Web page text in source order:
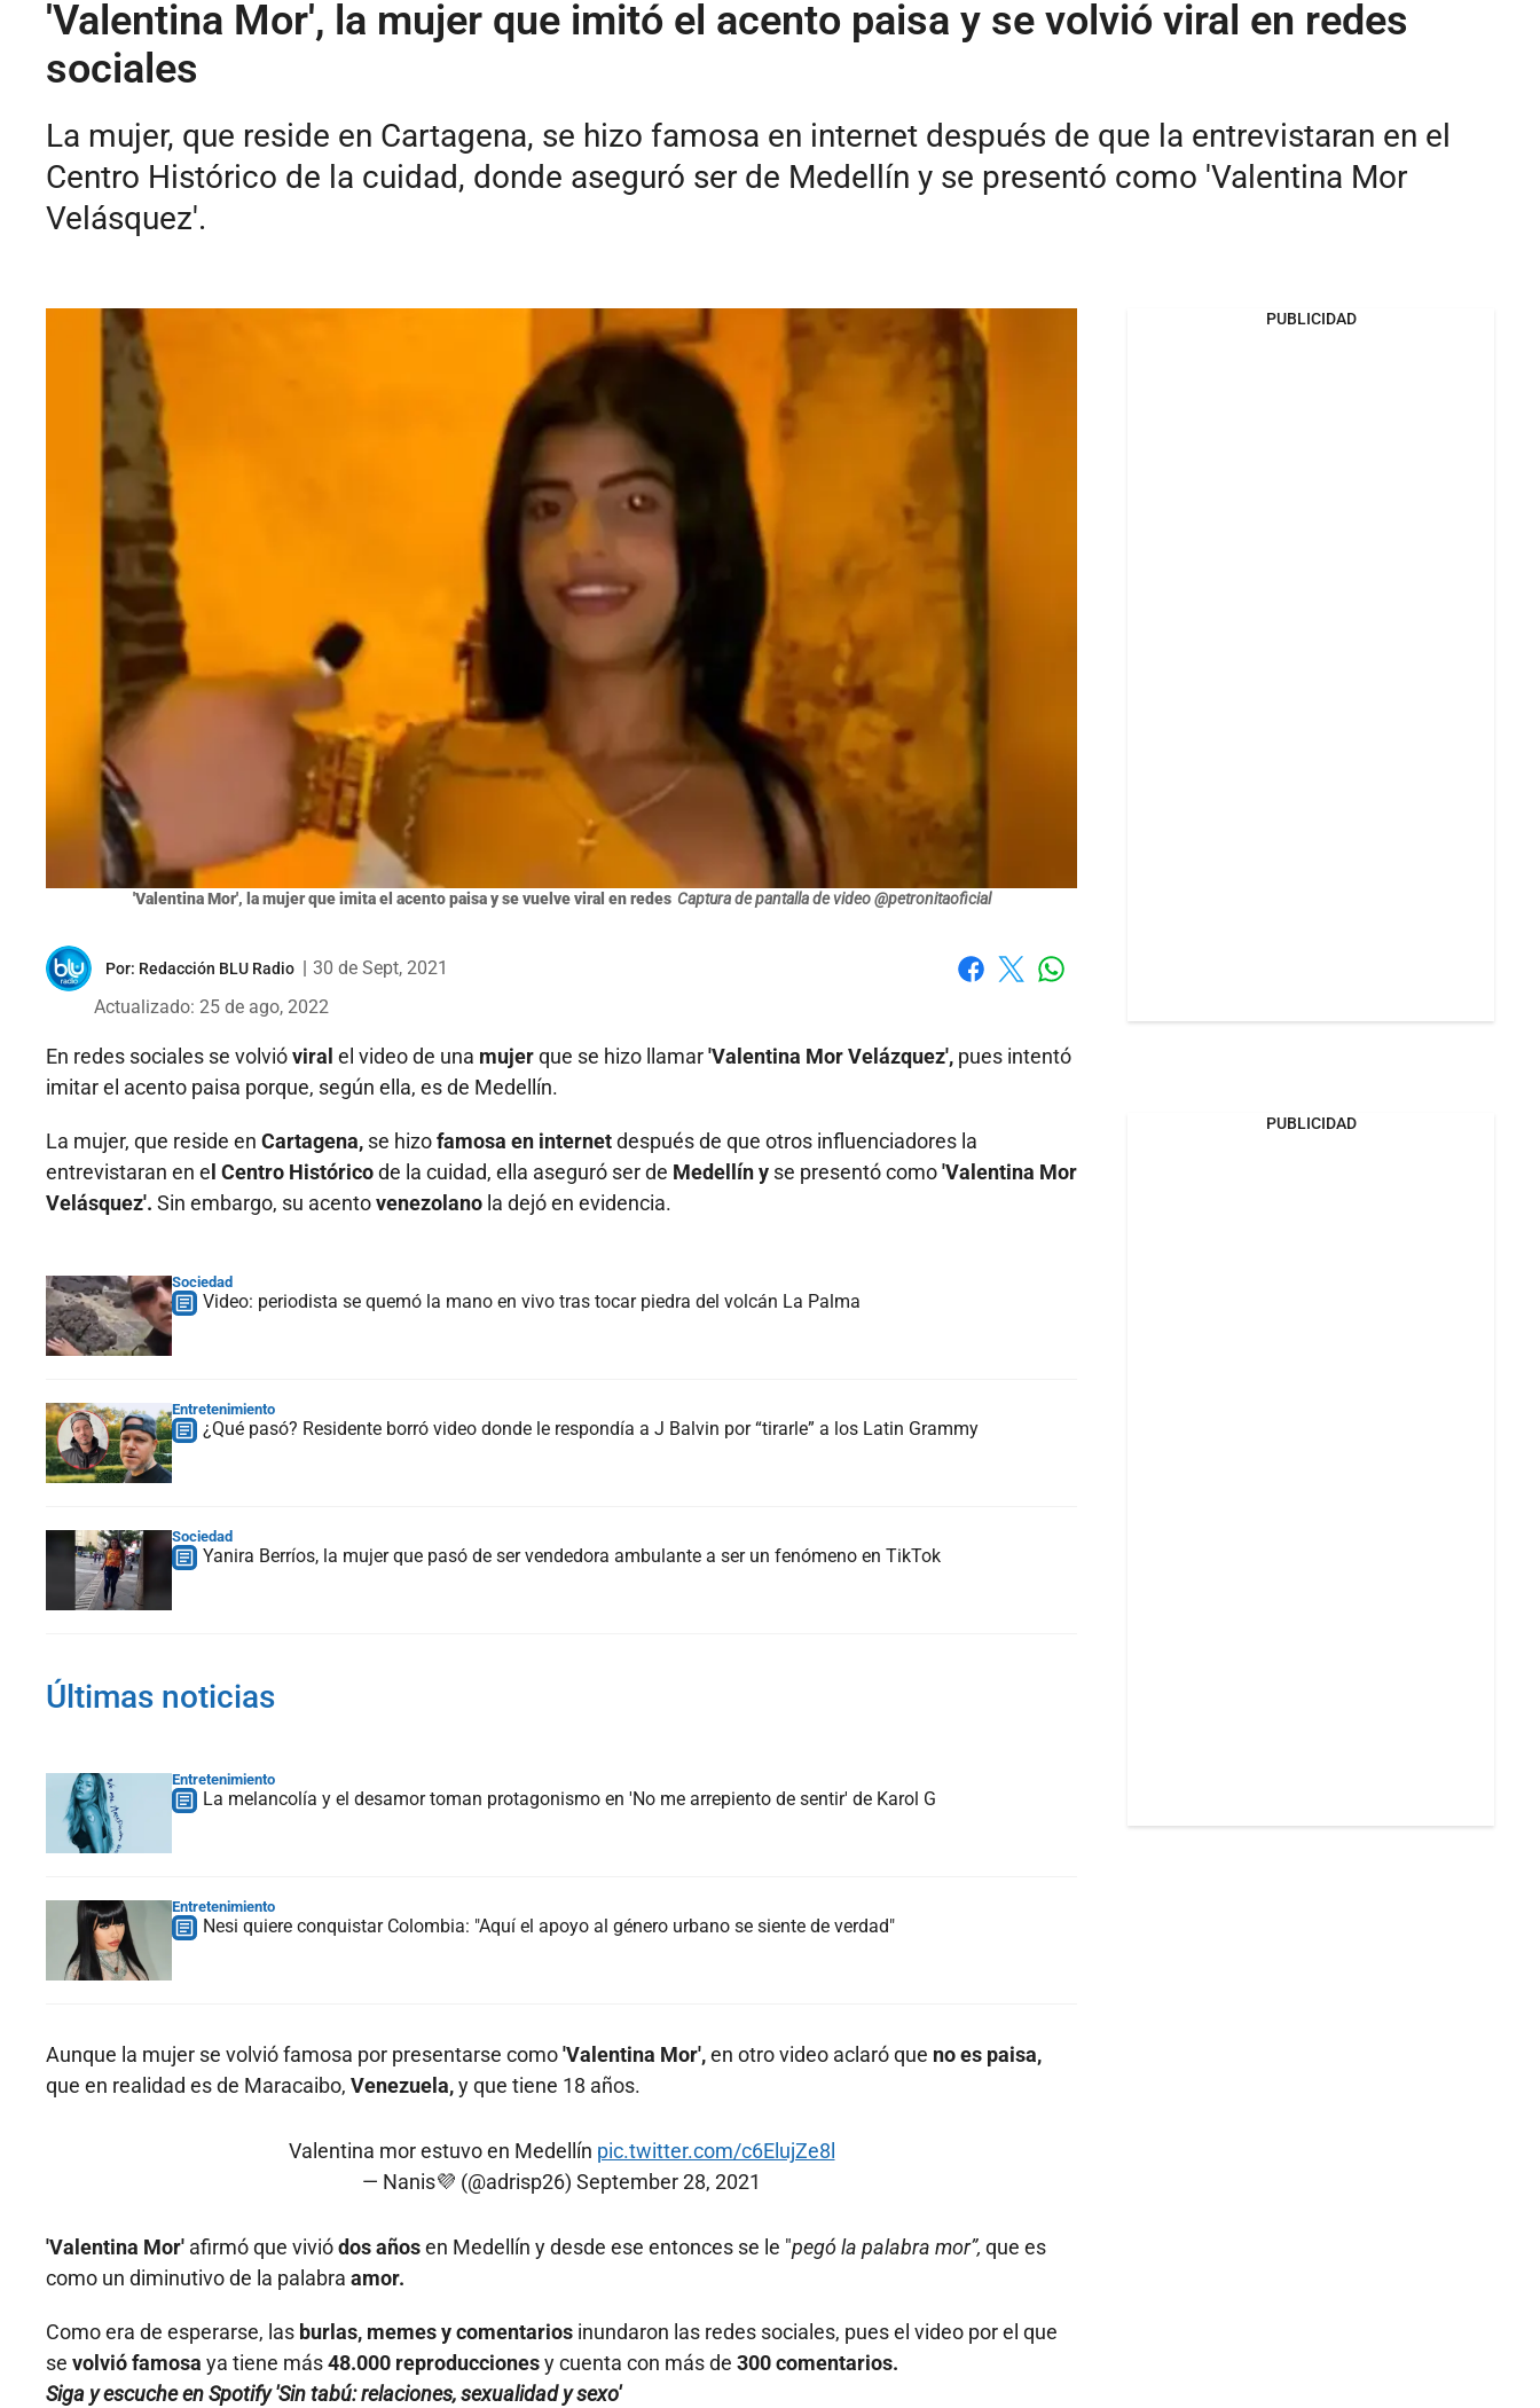
'Valentina Mor', la mujer que imitó el acento paisa y se volvió viral en redes
sociales
La mujer, que reside en Cartagena, se hizo famosa en internet después de que la entrevistaran en el
Centro Histórico de la cuidad, donde aseguró ser de Medellín y se presentó como 'Valentina Mor
Velásquez'.
'Valentina Mor', la mujer que imita el acento paisa y se vuelve viral en redes Captura de pantalla de video @petronitaoficial
Por: Redacción BLU Radio
30 de Sept, 2021
Actualizado: 25 de ago, 2022
En redes sociales se volvióviral el video de una mujerque se hizo llamar'Valentina Mor Velázquez', pues intentó
imitar el acento paisa porque, según ella, es de Medellín.
La mujer, que reside en Cartagena, se hizofamosa en internetdespués de que otros influenciadores la
entrevistaran en e l Centro Históricode la cuidad, ella aseguró ser de Medellín y se presentó como'Valentina Mor
Velásquez'. Sin embargo, su acentovenezolano la dejó en evidencia.
Sociedad
Video: periodista se quemó la mano en vivo tras tocar piedra del volcán La Palma
Entretenimiento
¿Qué pasó? Residente borró video donde le respondía a J Balvin por “tirarle” a los Latin Grammy
Sociedad
Yanira Berríos, la mujer que pasó de ser vendedora ambulante a ser un fenómeno en TikTok
Últimas noticias
Entretenimiento
La melancolía y el desamor toman protagonismo en 'No me arrepiento de sentir' de Karol G
Entretenimiento
Nesi quiere conquistar Colombia: "Aquí el apoyo al género urbano se siente de verdad"
Aunque la mujer se volvió famosa por presentarse como'Valentina Mor',en otro video aclaró que no es paisa,
que en realidad es de Maracaibo, Venezuela,y que tiene 18 años.
Valentina mor estuvo en Medellín pic.twitter.com/c6ElujZe8l
— Nanis💜 (@adrisp26) September 28, 2021
'Valentina Mor' afirmó que viviódos añosen Medellín y desde ese entonces se le "pegó la palabra mor”, que es
como un diminutivo de la palabra amor.
Como era de esperarse, las burlas, memes y comentarios inundaron las redes sociales, pues el video por el que
se volvió famosa ya tiene más48.000 reproduccionesy cuenta con más de 300 comentarios.
Siga y escuche en Spotify 'Sin tabú: relaciones, sexualidad y sexo'
PUBLICIDAD
PUBLICIDAD